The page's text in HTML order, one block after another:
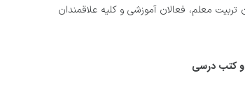
تربیت معلم، فعالان آموزشی و كليه علاقمندان
کتب درسی